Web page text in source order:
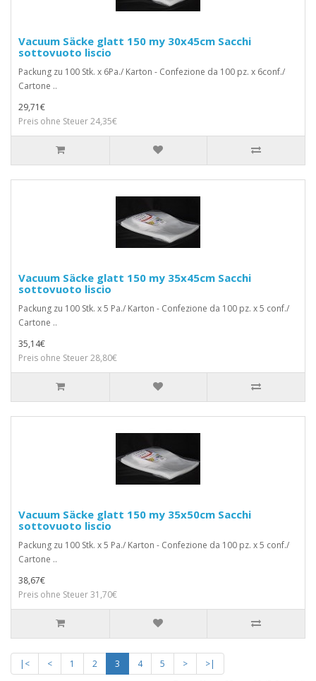
Vacuum Säcke glatt 150 my 30x45cm Sacchi
sottovuoto liscio
Packung zu 100 Stk. x 6Pa./ Karton - Confezione da 100 pz. x 6conf./
Cartone ..
29,71€
Preis ohne Steuer 24,35€
Vacuum Säcke glatt 150 my 35x45cm Sacchi
sottovuoto liscio
Packung zu 100 Stk. x 5 Pa./ Karton - Confezione da 100 pz. x 5 conf./
Cartone ..
35,14€
Preis ohne Steuer 28,80€
Vacuum Säcke glatt 150 my 35x50cm Sacchi
sottovuoto liscio
Packung zu 100 Stk. x 5 Pa./ Karton - Confezione da 100 pz. x 5 conf./
Cartone ..
38,67€
Preis ohne Steuer 31,70€
|< < 1 2 3 4 5 >
>|